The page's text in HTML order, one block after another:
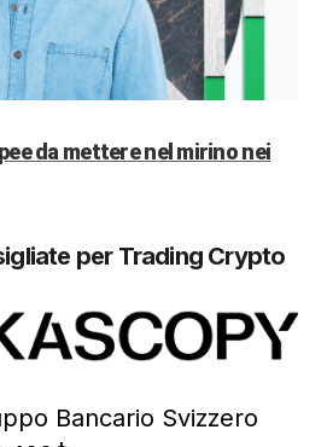
da mettere nel mirino nei
per Trading Crypto
Bancario Svizzero